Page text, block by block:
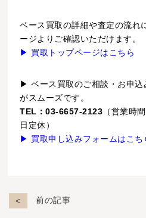
ベース買取の詳細や査定の流れ
ージよりご確認いただけます。
▶ 買取トップページはこちら
▶ ベース買取のご相談・お申込
がスムーズです。
TEL：03-6657-2123 （営業時
日定休）
▶ 買取申し込みフォームはこち
前の記事